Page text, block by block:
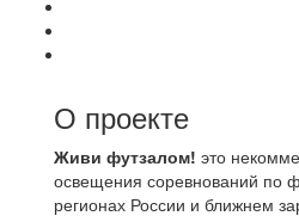
О проекте
Живи футзалом! это
освещения соревнований по
регионах России и ближнем